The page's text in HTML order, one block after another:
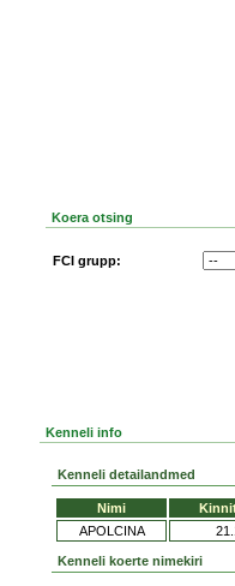
Koera otsing
FCI grupp:
Kenneli info
Kenneli detailandmed
Nimi
APOLCINA
Kenneli koerte nimekiri